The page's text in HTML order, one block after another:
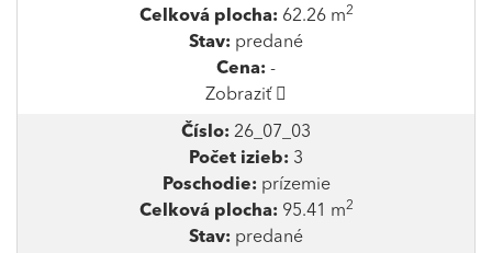
Celková plocha: 62.26 m2
Stav: predané
Cena: -
Zobraziť
Číslo: 26_07_03
Počet izieb: 3
Poschodie:prízemie
Celková plocha: 95.41 m2
Stav: predané